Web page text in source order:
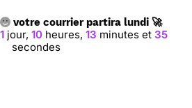
votre courrier partira lundi 🚀
1jour, 10heures, 13 minutes et 34
secondes